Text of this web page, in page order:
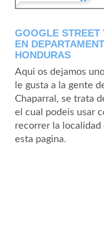
GOOGLE
EN
HONDURAS
Aqui os dejamos
le gusta a la gente
Chaparral, se trata
el cual podeis usar
recorrer la localidad
esta pagina.